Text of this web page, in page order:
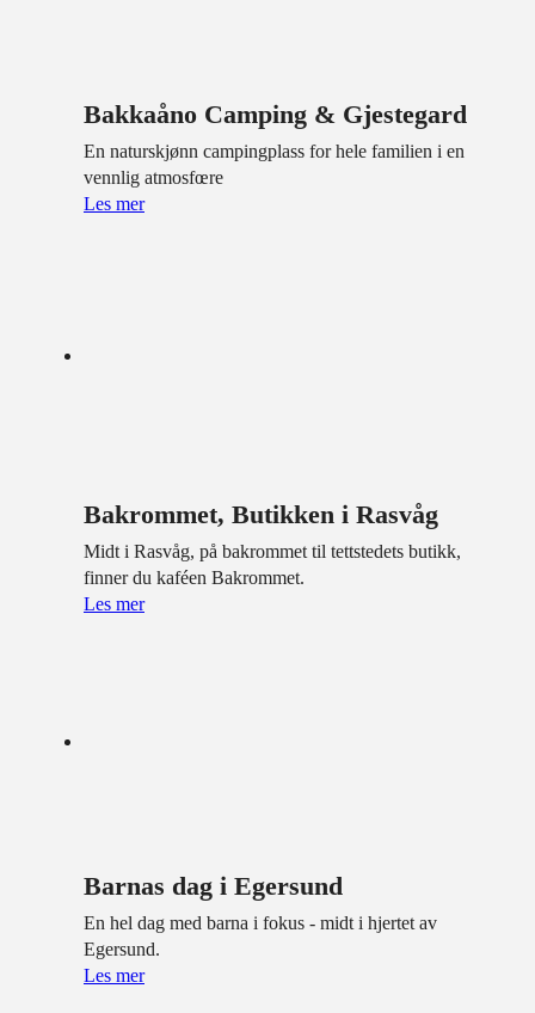
Bakkaåno Camping & Gjestegard
En naturskjønn campingplass for hele familien i en
vennlig atmosfœre
Les mer
Bakrommet, Butikken i Rasvåg
Midt i Rasvåg, på bakrommet til tettstedets butikk,
finner du kaféen Bakrommet.
Les mer
Barnas dag i Egersund
En hel dag med barna i fokus - midt i hjertet av
Egersund.
Les mer